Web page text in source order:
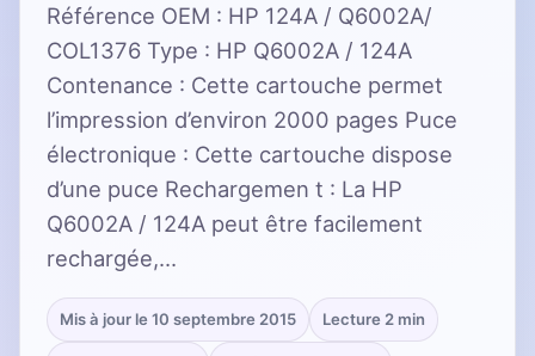
Référence OEM : HP 124A / Q6002A/
COL1376 Type : HP Q6002A / 124A
Contenance : Cette cartouche permet
l’impression d’environ 2000 pages Puce
électronique : Cette cartouche dispose
d’une puce Rechargemen t : La HP
Q6002A / 124A peut être facilement
rechargée,…
Mis à jour le 10 septembre 2015 Lecture 2 min